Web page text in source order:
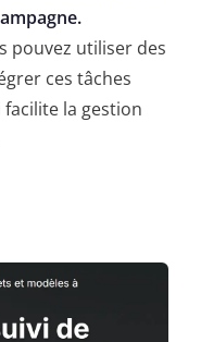
pouvez utiliser des
ces tâches
la gestion